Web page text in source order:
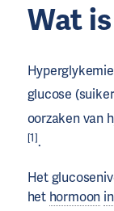
Wat
glucose
oorzaken van
[1].
Het
het hormoon